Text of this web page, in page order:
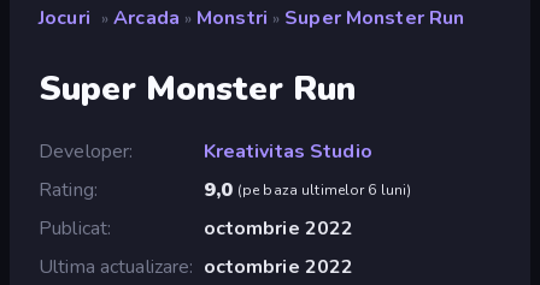
Jocuri » Arcada » Monstri » Super Monster Run
Super Monster Run
Developer
Kreativitas Studio
Rating
9,0 (pe baza ultimelor 6 luni)
Publicat
octombrie 2022
Ultima actualizare
octombrie 2022